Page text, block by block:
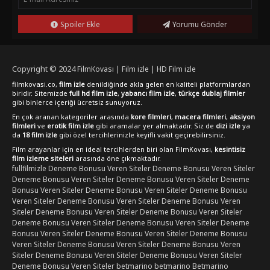
niteliğinde. FilmKovası olarak, Challengers filmini Full HD
kalitesinde Türkçe dublaj ve altyazılı seçenekleriyle
izleyicilerimize sunuyoruz. Tenis kortlarındaki aşk ve rekabetin
Spoiler Ekle Yorumu Gönder
Copyright © 2024FilmKovası | Film izle | HD Film izle
filmkovasi.co, film izle denildiğinde akla gelen en kaliteli platformlardan
biridir. Sitemizde full hd film izle, yabancı film izle, türkçe dublaj filmler
gibi binlerce içeriği ücretsiz sunuyoruz.
En çok aranan kategoriler arasında kore filmleri, macera filmleri, aksiyon
filmleri ve erotik film izle gibi aramalar yer almaktadır. Siz de dizi izle ya
da 18 film izle gibi özel tercihlerinizle keyifli vakit geçirebilirsiniz.
Film arayanlar için en ideal tercihlerden biri olan FilmKovası, kesintisiz
film izleme siteleri arasında öne çıkmaktadır.
fullfilmizle Deneme Bonusu Veren SitelerDeneme Bonusu Veren Siteler
Deneme Bonusu Veren SitelerDeneme Bonusu Veren SitelerDeneme
Bonusu Veren SitelerDeneme Bonusu Veren SitelerDeneme Bonusu
Veren SitelerDeneme Bonusu Veren SitelerDeneme Bonusu Veren
SitelerDeneme Bonusu Veren SitelerDeneme Bonusu Veren Siteler
Deneme Bonusu Veren SitelerDeneme Bonusu Veren SitelerDeneme
Bonusu Veren SitelerDeneme Bonusu Veren SitelerDeneme Bonusu
Veren SitelerDeneme Bonusu Veren SitelerDeneme Bonusu Veren
SitelerDeneme Bonusu Veren SitelerDeneme Bonusu Veren Siteler
Deneme Bonusu Veren Sitelerbetmarino betmarino Betmarino